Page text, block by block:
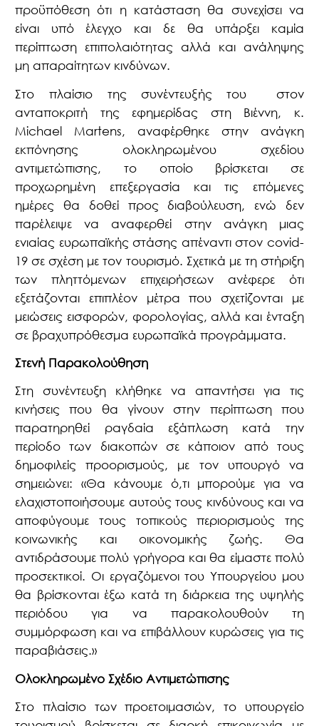
προϋπόθεση ότι η κατάσταση θα συνεχίσει να
είναι υπό έλεγχο και δε θα υπάρξει καμία
περίπτωση επιπολαιότητας αλλά και ανάληψης
μη απαραίτητων κινδύνων.
Στο πλαίσιο της συνέντευξής του
στον
ανταποκριτή της εφημερίδας στη Βιέννη, κ.
Michael Martens, αναφέρθηκε στην ανάγκη
εκπόνησης ολοκληρωμένου σχεδίου
αντιμετώπισης, το οποίο βρίσκεται σε
προχωρημένη επεξεργασία και τις επόμενες
ημέρες θα δοθεί προς διαβούλευση, ενώ δεν
παρέλειψε να αναφερθεί στην ανάγκη μιας
ενιαίας ευρωπαϊκής στάσης απέναντι στον covid-
19 σε σχέση με τον τουρισμό. Σχετικά με τη στήριξη
των πληττόμενων επιχειρήσεων ανέφερε ότι
εξετάζονται επιπλέον μέτρα που σχετίζονται με
μειώσεις εισφορών, φορολογίας, αλλά και ένταξη
σε βραχυπρόθεσμα ευρωπαϊκά προγράμματα.
Στενή Παρακολούθηση
Στη συνέντευξη κλήθηκε να απαντήσει για τις
κινήσεις που θα γίνουν στην περίπτωση που
παρατηρηθεί ραγδαία εξάπλωση κατά την
περίοδο των διακοπών σε κάποιον από τους
δημοφιλείς προορισμούς, με τον υπουργό να
σημειώνει: «Θα κάνουμε ό,τι μπορούμε για να
ελαχιστοποιήσουμε αυτούς τους κινδύνους και να
αποφύγουμε τους τοπικούς περιορισμούς της
κοινωνικής και οικονομικής ζωής. Θα
αντιδράσουμε πολύ γρήγορα και θα είμαστε πολύ
προσεκτικοί. Οι εργαζόμενοι του Υπουργείου μου
θα βρίσκονται έξω κατά τη διάρκεια της υψηλής
περιόδου για να παρακολουθούν τη
συμμόρφωση και να επιβάλλουν κυρώσεις για τις
παραβιάσεις.»
Ολοκληρωμένο Σχέδιο Αντιμετώπισης
Στο πλαίσιο των προετοιμασιών, το υπουργείο